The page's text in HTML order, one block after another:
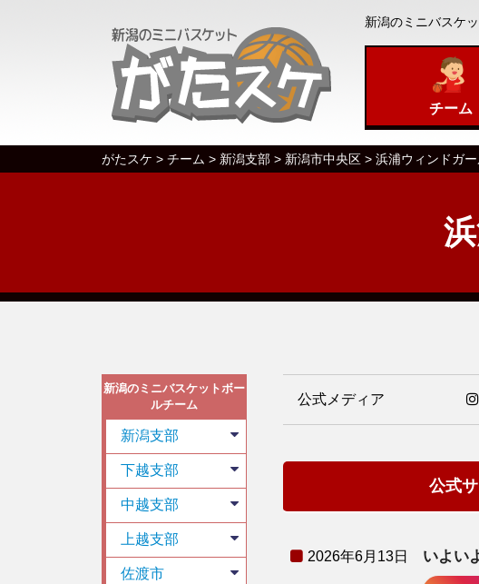
新潟のミニバスケ
チーム
がたスケ > チーム > 新潟支部 > 新潟市中央区 > 浜浦ウィンドガ
新潟のミニバスケットボー
ルチーム
新潟支部
下越支部
中越支部
上越支部
佐渡市
公式メディア
公式
2026年6月13日 いよい